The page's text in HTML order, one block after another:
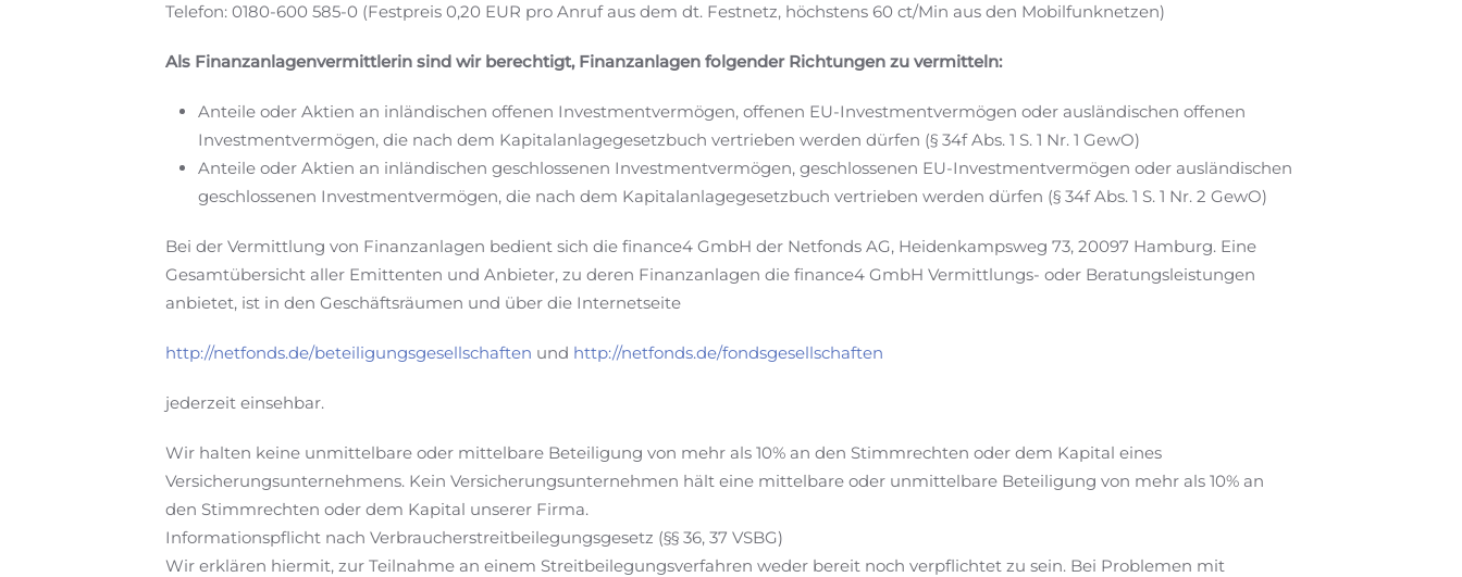
Telefon: 0180-600 585-0 (Festpreis 0,20 EUR pro Anruf aus dem dt. Festnetz, höchstens 60 ct/Min aus den Mobilfunknetzen)
Als Finanzanlagenvermittlerin sind wir berechtigt, Finanzanlagen folgender Richtungen zu vermitteln:
Anteile oder Aktien an inländischen offenen Investmentvermögen, offenen EU-Investmentvermögen oder ausländischen offenen
Investmentvermögen, die nach dem Kapitalanlagegesetzbuch vertrieben werden dürfen (§ 34f Abs. 1 S. 1 Nr. 1 GewO)
Anteile oder Aktien an inländischen geschlossenen Investmentvermögen, geschlossenen EU-Investmentvermögen oder ausländischen
geschlossenen Investmentvermögen, die nach dem Kapitalanlagegesetzbuch vertrieben werden dürfen (§ 34f Abs. 1 S. 1 Nr. 2 GewO)
Bei der Vermittlung von Finanzanlagen bedient sich die finance4 GmbH der Netfonds AG, Heidenkampsweg 73, 20097 Hamburg. Eine
Gesamtübersicht aller Emittenten und Anbieter, zu deren Finanzanlagen die finance4 GmbH Vermittlungs- oder Beratungsleistungen
anbietet, ist in den Geschäftsräumen und über die Internetseite
http://netfonds.de/beteiligungsgesellschaften und http://netfonds.de/fondsgesellschaften
jederzeit einsehbar.
Wir halten keine unmittelbare oder mittelbare Beteiligung von mehr als 10% an den Stimmrechten oder dem Kapital eines
Versicherungsunternehmens. Kein Versicherungsunternehmen hält eine mittelbare oder unmittelbare Beteiligung von mehr als 10% an
den Stimmrechten oder dem Kapital unserer Firma.
Informationspflicht nach Verbraucherstreitbeilegungsgesetz (§§ 36, 37 VSBG)
Wir erklären hiermit, zur Teilnahme an einem Streitbeilegungsverfahren weder bereit noch verpflichtet zu sein. Bei Problemen mit